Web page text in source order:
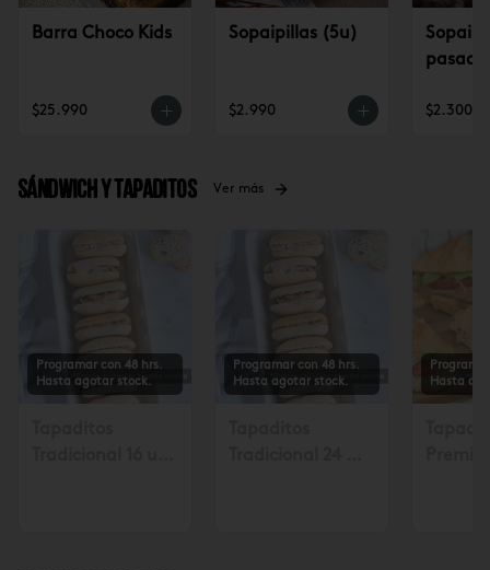
Barra Choco Kids
$25.990
Sopaipillas (5u)
$2.990 $2.300
Sándwich y tapaditos Ver más
Programar con 48 hrs.
Hasta agotar stock.
Programar con 48 hrs.
Hasta agotar stock.
Hasta